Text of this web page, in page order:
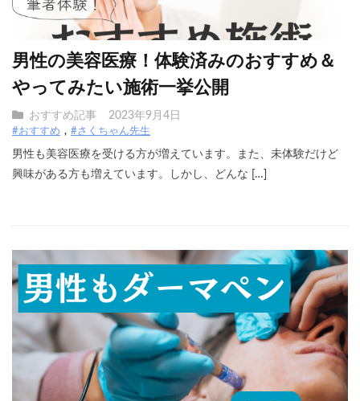
男性の美容医療！体験済みのおすすめ＆
やってみたい施術一挙公開
おすすめ記事 2023年9月4日
#おすすめ #さくちゃん先生
男性も美容医療を受ける方が増えています。また、未体験だけど
興味がある方も増えています。しかし、どんな […]